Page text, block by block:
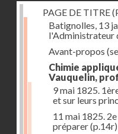
PAGE DE TITRE
Batignolles, 13
l'Administrateur
Avant-propos
Chimie
Vauquelin,
9 mai 1825.
et sur leurs
11 mai 1825.
préparer(p.14r)